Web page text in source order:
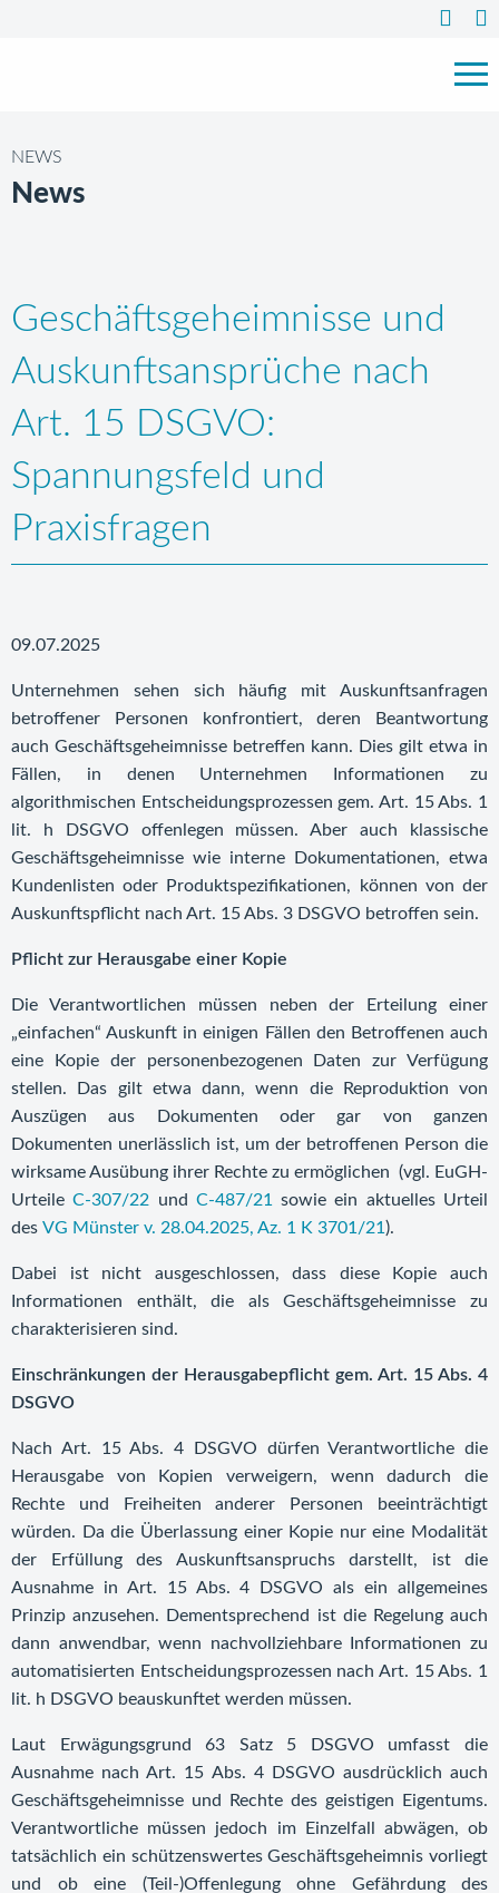
NEWS
News
Geschäftsgeheimnisse und
Auskunftsansprüche nach
Art. 15 DSGVO:
Spannungsfeld und
Praxisfragen
09.07.2025
Unternehmen sehen sich häufig mit Auskunftsanfragen
betroffener Personen konfrontiert, deren Beantwortung
auch Geschäftsgeheimnisse betreffen kann. Dies gilt etwa in
Fällen, in denen Unternehmen Informationen zu
algorithmischen Entscheidungsprozessen gem. Art. 15 Abs. 1
lit. h DSGVO offenlegen müssen. Aber auch klassische
Geschäftsgeheimnisse wie interne Dokumentationen, etwa
Kundenlisten oder Produktspezifikationen, können von der
Auskunftspflicht nach Art. 15 Abs. 3 DSGVO betroffen sein.
Pflicht zur Herausgabe einer Kopie
Die Verantwortlichen müssen neben der Erteilung einer
„einfachen“ Auskunft in einigen Fällen den Betroffenen auch
eine Kopie der personenbezogenen Daten zur Verfügung
stellen. Das gilt etwa dann, wenn die Reproduktion von
Auszügen aus Dokumenten oder gar von ganzen
Dokumenten unerlässlich ist, um der betroffenen Person die
wirksame Ausübung ihrer Rechte zu ermöglichen (vgl. EuGH-
UrteileC-307/22 und C-487/21
sowie ein aktuelles Urteil
des VG Münster v. 28.04.2025, Az. 1 K 3701/21 ).
Dabei ist nicht ausgeschlossen, dass diese Kopie auch
Informationen enthält, die als Geschäftsgeheimnisse zu
charakterisieren sind.
Einschränkungen der Herausgabepflicht gem. Art. 15 Abs. 4
DSGVO
Nach Art. 15 Abs. 4 DSGVO dürfen Verantwortliche die
Herausgabe von Kopien verweigern, wenn dadurch die
Rechte und Freiheiten anderer Personen beeinträchtigt
würden. Da die Überlassung einer Kopie nur eine Modalität
der Erfüllung des Auskunftsanspruchs darstellt, ist die
Ausnahme in Art. 15 Abs. 4 DSGVO als ein allgemeines
Prinzip anzusehen. Dementsprechend ist die Regelung auch
dann anwendbar, wenn nachvollziehbare Informationen zu
automatisierten Entscheidungsprozessen nach Art. 15 Abs. 1
lit. h DSGVO beauskunftet werden müssen.
Laut Erwägungsgrund 63 Satz 5 DSGVO umfasst die
Ausnahme nach Art. 15 Abs. 4 DSGVO ausdrücklich auch
Geschäftsgeheimnisse und Rechte des geistigen Eigentums.
Verantwortliche müssen jedoch im Einzelfall abwägen, ob
tatsächlich ein schützenswertes Geschäftsgeheimnis vorliegt
und ob eine (Teil-)Offenlegung ohne Gefährdung des